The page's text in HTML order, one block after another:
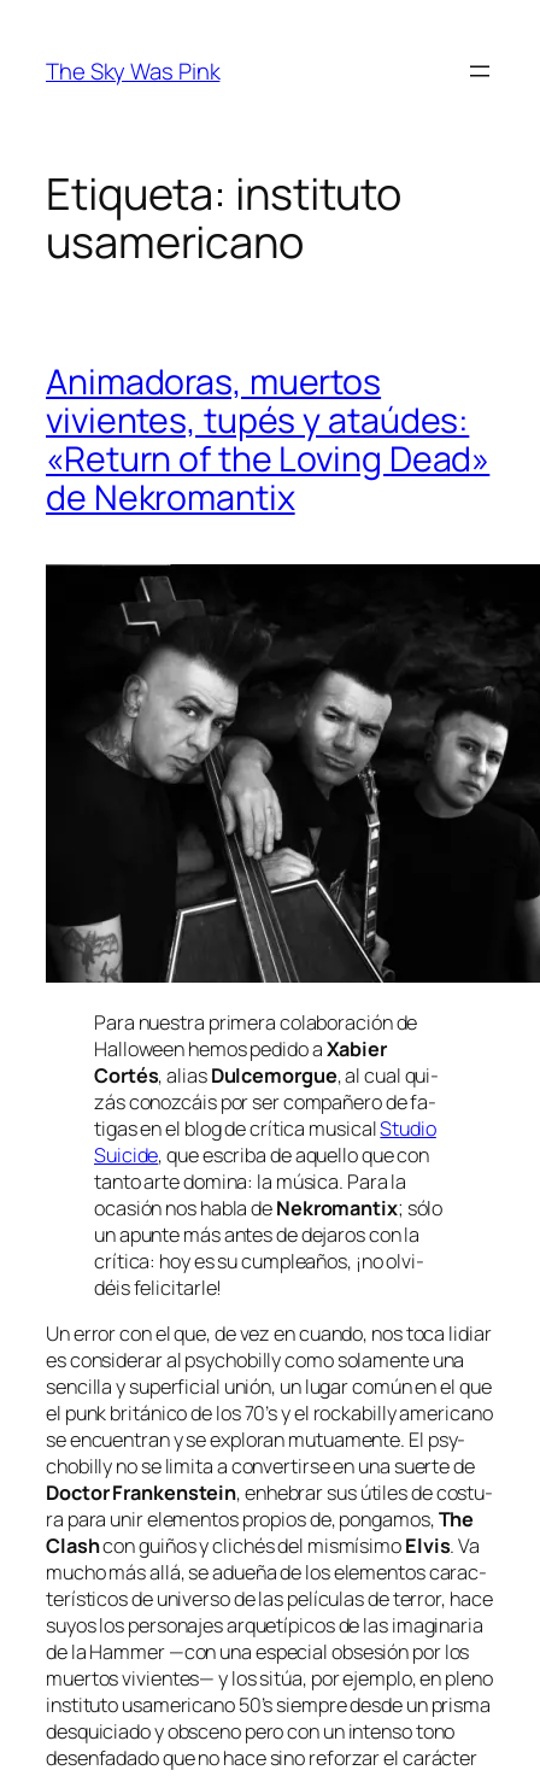
contenido
The Sky Was Pink
Etiqueta: instituto
usamericano
Animadoras, muertos
vivientes, tupés y ataúdes:
«Return of the Loving Dead»
de Nekromantix
Para nues­tra pri­me­ra co­la­bo­ra­ción de
Halloweenhe­mos pe­di­do aXabier
Cortés, aliasDulcemorgue, al cual qui­
zás co­noz­cáis por ser com­pa­ñe­ro de fa­
ti­gas en el blog de crí­ti­ca mu­si­calStudio
Suicide, que es­cri­ba de aque­llo que con
tan­to ar­te do­mi­na: la mú­si­ca. Para la
oca­sión nos ha­bla deNekromantix; só­lo
un apun­te más an­tes de de­ja­ros con la
crí­ti­ca: hoy es su cum­plea­ños, ¡no ol­vi­
déis felicitarle!
Un error con el que, de vez en cuan­do, nos to­ca li­diar
es con­si­de­rar alpsy­cho­billyco­mo so­la­men­te una
sen­ci­lla y su­per­fi­cial unión, un lu­gar co­mún en el que
el punkbri­tá­ni­co de los 70’s y el roc­ka­billyame­ri­cano
se en­cuen­tran y se ex­plo­ran mu­tua­men­te. El psy­
cho­billyno se li­mi­ta a con­ver­tir­se en una suer­te de
Doctor Frankenstein, en­he­brar sus úti­les de cos­tu­
ra pa­ra unir ele­men­tos pro­pios de, pon­ga­mos,The
Clashcon gui­ños y cli­chés del mis­mí­si­moElvis. Va
mu­cho más allá, se adue­ña de los ele­men­tos ca­rac­
te­rís­ti­cos de uni­ver­so de las pe­lí­cu­las de te­rror, ha­ce
su­yos los per­so­na­jes ar­que­tí­pi­cos de las ima­gi­na­ria
de laHammer—con una es­pe­cial ob­se­sión por los
muer­tos vi­vien­tes— y los si­túa, por ejem­plo, en pleno
ins­ti­tu­to us­ame­ri­cano 50’s siem­pre des­de un pris­ma
des­qui­cia­do y obs­ceno pe­ro con un in­ten­so tono
des­en­fa­da­do que no ha­ce sino re­for­zar el ca­rác­ter